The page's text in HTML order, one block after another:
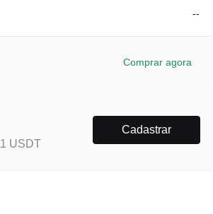
--
Comprar agora
USDT
Cadastrar